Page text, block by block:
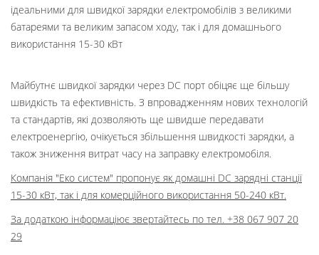
ідеальними для швидкої зарядки електромобілів з великими
батареями та великим запасом ходу, так і для домашнього
використання 15-30 кВт
Майбутнє швидкої зарядки через DC порт обіцяє ще більшу
швидкість та ефективність. З впровадженням нових технологій
та стандартів, які дозволяють ще швидше передавати
електроенергію, очікується збільшення швидкості зарядки, а
також зниження витрат часу на заправку електромобіля.
Компанія "Еко систем" пропонує як домашні DC зарядні станції
15-30 кВт, так і для комерційного використання 50-240 кВт.
За додаткою інформаціює звертайтесь по тел. +38 067 907 20
29